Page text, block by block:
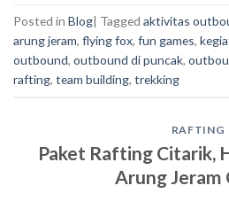
Posted in Blog| Tagged aktivitas
arung jeram, flying fox, fun games,
outbound, outbound di puncak,
rafting, team building, trekking
RAFTING
Paket Rafting Citarik,
Arung Jeram